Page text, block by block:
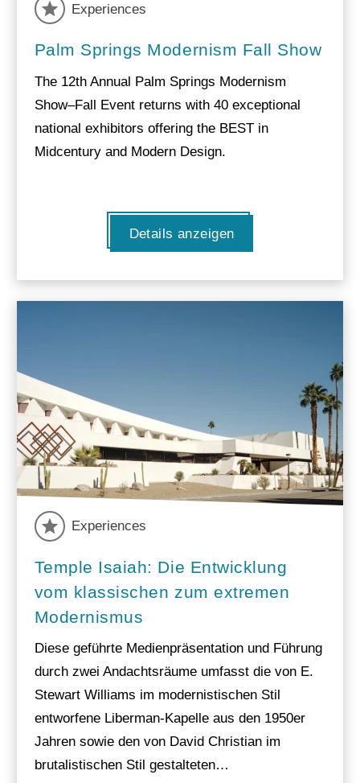
Experiences
Palm Springs Modernism Fall Show
The 12th Annual Palm Springs Modernism
Show–Fall Event returns with 40 exceptional
national exhibitors offering the BEST in
Midcentury and Modern Design.
Details anzeigen
Experiences
Temple Isaiah: Die Entwicklung
vom klassischen zum extremen
Modernismus
Diese geführte Medienpräsentation und Führung
durch zwei Andachtsräume umfasst die von E.
Stewart Williams im modernistischen Stil
entworfene Liberman-Kapelle aus den 1950er
Jahren sowie den von David Christian im
brutalistischen Stil gestalteten…